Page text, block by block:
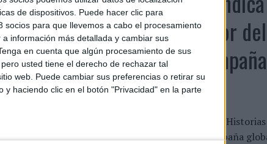
de dispositivos. Puede hacer clic para
para que llevemos a cabo el procesamiento
información más detallada y cambiar sus
en cuenta que algún procesamiento de sus
usted tiene el derecho de rechazar tal
web. Puede cambiar sus preferencias o retirar su
haciendo clic en el botón "Privacidad" en la parte
transformador
su nueva
marca
Audible ha presentado
contigo’, su nueva campaña